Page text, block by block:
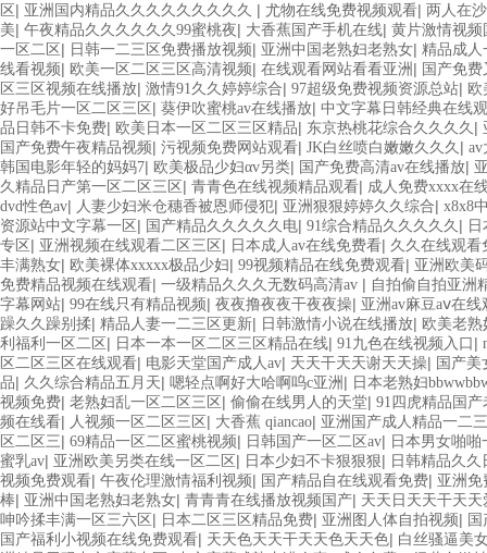
区 | 亚洲国内精品久久久久久久久久久 | 尤物在线免费视频观看| 两人在
美| 午夜精品久久久久久久99蜜桃夜| 大香蕉国产手机在线| 黄片激情视频
一区二区 | 日韩一二三区免费播放视频| 亚洲中国老熟妇老熟女| 精品成人
线看视频| 欧美一区二区三区高清视频| 在线观看网站看看亚洲 | 国产免
区三区视频在线播放| 激情91久久婷婷综合| 97超级免费视频资源总站|
好吊毛片一区二区三区 | 葵伊吹蜜桃av在线播放| 中文字幕日韩经典在线
品日韩不卡免费| 欧美日本一区二区三区精品| 东京热桃花综合久久久久 |
国产免费午夜精品视频| 污视频免费网站观看| JK白丝喷白嫩嫩久久久 | av
韩国电影年轻的妈妈7| 欧美极品少妇αv另类| 国产免费高清av在线播放|
久精品日产第一区二区三区 | 青青色在线视频精品观看| 成人免费xxxx在
dvd性色av| 人妻少妇米仓穗香被恩师侵犯| 亚洲狠狠婷婷久久综合| x8x8
资源站中文字幕一区 | 国产精品久久久久久电| 91综合精品久久久久久 |
专区 | 亚洲视频在线观看二区三区 | 日本成人av在线免费看| 久久在线观看
丰满熟女| 欧美裸体xxxxx极品少妇| 99视频精品在线免费观看| 亚洲欧美
免费精品视频在线观看| 一级精品久久久无数码高清av | 自拍偷自拍亚洲
字幕网站| 99在线只有精品视频| 夜夜撸夜夜干夜夜操| 亚洲av麻豆aⅴ在线
躁久久躁别揉| 精品人妻一二三区更新| 日韩激情小说在线播放| 欧美老
利福利一区二区 | 日本一本一区二区三区精品在线| 91九色在线视频入口 |
区二区三区在线观看| 电影天堂国产成人av| 天天干天天谢天天操| 国产
品| 久久综合精品五月天| 嗯轻点啊好大哈啊呜c亚洲 | 日本老熟妇
视频免费| 老熟妇乱一区二区三区 | 偷偷在线男人的天堂| 91四虎精品国产
频在线看| 人视频一区二区三区 | 大香蕉 qiancao| 亚洲国产成人精品一二
区二区三| 69精品一区二区蜜桃视频| 日韩国产一区二区av| 日本男女啪啪
蜜乳av| 亚洲欧美另类在线一区二区 | 日本少妇不卡狠狠狠| 日韩精品久
视频免费观看| 午夜伦理激情福利视频| 国产精品自在线观看免费| 亚洲免
棒| 亚洲中国老熟妇老熟女| 青青青在线播放视频国产| 天天日天天干天天
呻吟揉丰满一区三六区 | 日本二区三区精品免费| 亚洲图人体自拍视频|
国产福利小视频在线免费观看| 天天色天天干天天色天天色| 白丝骚逼美